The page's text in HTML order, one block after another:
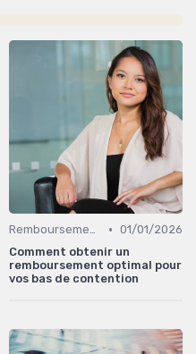
Remboursements des Soins Médicaux • 01/01/2026
Comment obtenir un
remboursement optimal pour
vos bas de contention